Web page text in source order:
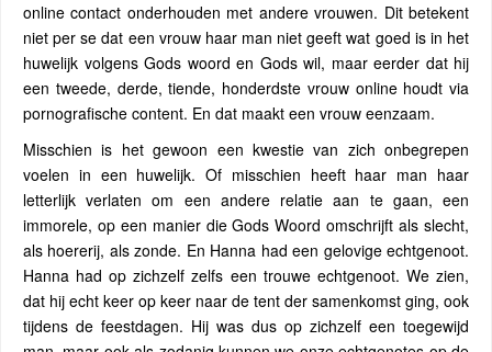
online contact onderhouden met andere vrouwen. Dit betekent
niet per se dat een vrouw haar man niet geeft wat goed is in het
huwelijk volgens Gods woord en Gods wil, maar eerder dat hij
een tweede, derde, tiende, honderdste vrouw online houdt via
pornografische content. En dat maakt een vrouw eenzaam.
Misschien is het gewoon een kwestie van zich onbegrepen
voelen in een huwelijk. Of misschien heeft haar man haar
letterlijk verlaten om een ​​andere relatie aan te gaan, een
immorele, op een manier die Gods Woord omschrijft als slecht,
als hoererij, als zonde. En Hanna had een gelovige echtgenoot.
Hanna had op zichzelf zelfs een trouwe echtgenoot. We zien,
dat hij echt keer op keer naar de tent der samenkomst ging, ook
tijdens de feestdagen. Hij was dus op zichzelf een toegewijd